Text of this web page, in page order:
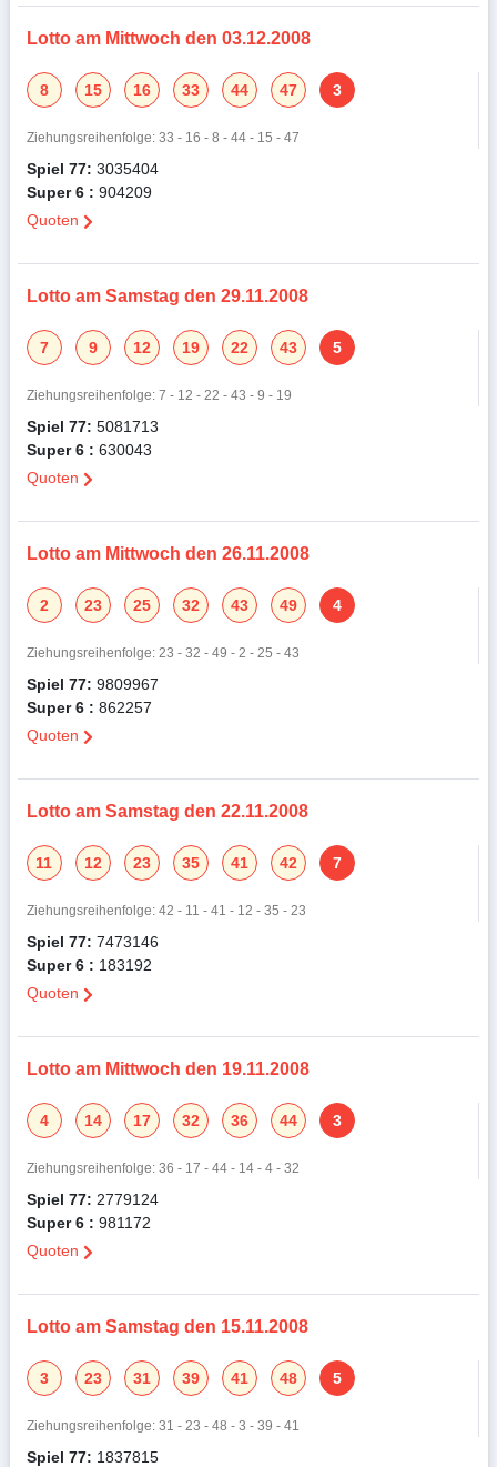
Lotto am Mittwoch den 03.12.2008
8 15 16 33 44 47 3
Ziehungsreihenfolge: 33 - 16 - 8 - 44 - 15 - 47
Spiel 77: 3035404
Super 6 : 904209
Quoten
Lotto am Samstag den 29.11.2008
7 9 12 19 22 43 5
Ziehungsreihenfolge: 7 - 12 - 22 - 43 - 9 - 19
Spiel 77: 5081713
Super 6 : 630043
Quoten
Lotto am Mittwoch den 26.11.2008
2 23 25 32 43 49 4
Ziehungsreihenfolge: 23 - 32 - 49 - 2 - 25 - 43
Spiel 77: 9809967
Super 6 : 862257
Quoten
Lotto am Samstag den 22.11.2008
11 12 23 35 41 42 7
Ziehungsreihenfolge: 42 - 11 - 41 - 12 - 35 - 23
Spiel 77: 7473146
Super 6 : 183192
Quoten
Lotto am Mittwoch den 19.11.2008
4 14 17 32 36 44 3
Ziehungsreihenfolge: 36 - 17 - 44 - 14 - 4 - 32
Spiel 77: 2779124
Super 6 : 981172
Quoten
Lotto am Samstag den 15.11.2008
3 23 31 39 41 48 5
Ziehungsreihenfolge: 31 - 23 - 48 - 3 - 39 - 41
Spiel 77: 1837815